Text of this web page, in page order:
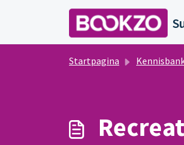
Doorgaan naar hoofdinhoud
Startpagina